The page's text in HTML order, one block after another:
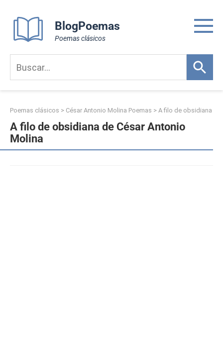
content
BlogPoemas
Poemas clásicos
Poemas clásicos > César Antonio Molina Poemas > A filo de obsidiana
A filo de obsidiana de César Antonio
Molina